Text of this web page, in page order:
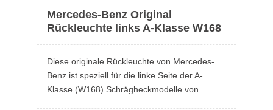
Mercedes-Benz Original
Rückleuchte links A-Klasse W168
Diese originale Rückleuchte von Mercedes-
Benz ist speziell für die linke Seite der A-
Klasse (W168) Schrägheckmodelle von